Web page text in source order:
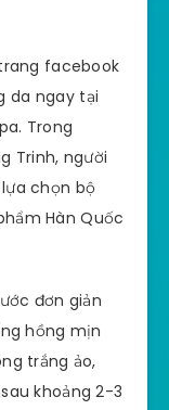
facebook
da ngay tại
Trong
Trinh, người
chọn bộ
Hàn Quốc
đơn giản
hồng mịn
trắng ảo,
khoảng 2-3